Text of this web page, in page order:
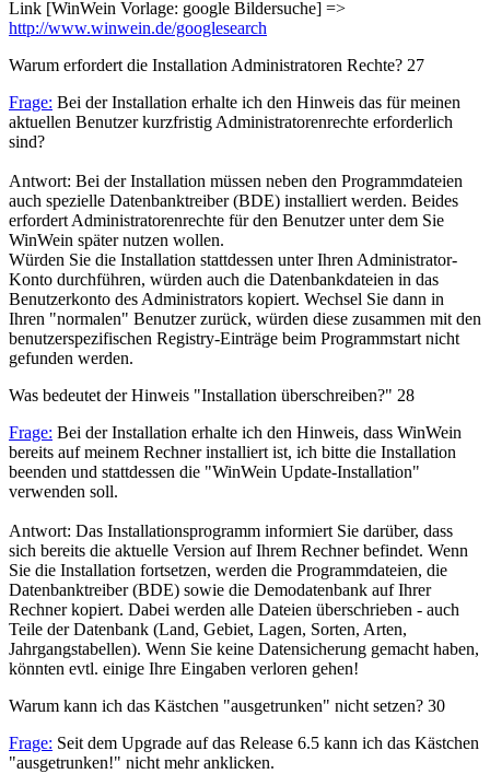
Link [WinWein Vorlage: google Bildersuche] =>
http://www.winwein.de/googlesearch
Warum erfordert die Installation Administratoren Rechte? 27
Frage: Bei der Installation erhalte ich den Hinweis das für meinen
aktuellen Benutzer kurzfristig Administratorenrechte erforderlich
sind?
Antwort: Bei der Installation müssen neben den Programmdateien
auch spezielle Datenbanktreiber (BDE) installiert werden. Beides
erfordert Administratorenrechte für den Benutzer unter dem Sie
WinWein später nutzen wollen.
Würden Sie die Installation stattdessen unter Ihren Administrator-
Konto durchführen, würden auch die Datenbankdateien in das
Benutzerkonto des Administrators kopiert. Wechsel Sie dann in
Ihren "normalen" Benutzer zurück, würden diese zusammen mit den
benutzerspezifischen Registry-Einträge beim Programmstart nicht
gefunden werden.
Was bedeutet der Hinweis "Installation überschreiben?" 28
Frage: Bei der Installation erhalte ich den Hinweis, dass WinWein
bereits auf meinem Rechner installiert ist, ich bitte die Installation
beenden und stattdessen die "WinWein Update-Installation"
verwenden soll.
Antwort: Das Installationsprogramm informiert Sie darüber, dass
sich bereits die aktuelle Version auf Ihrem Rechner befindet. Wenn
Sie die Installation fortsetzen, werden die Programmdateien, die
Datenbanktreiber (BDE) sowie die Demodatenbank auf Ihrer
Rechner kopiert. Dabei werden alle Dateien überschrieben - auch
Teile der Datenbank (Land, Gebiet, Lagen, Sorten, Arten,
Jahrgangstabellen). Wenn Sie keine Datensicherung gemacht haben,
könnten evtl. einige Ihre Eingaben verloren gehen!
Warum kann ich das Kästchen "ausgetrunken" nicht setzen? 30
Frage: Seit dem Upgrade auf das Release 6.5 kann ich das Kästchen
"ausgetrunken!" nicht mehr anklicken.